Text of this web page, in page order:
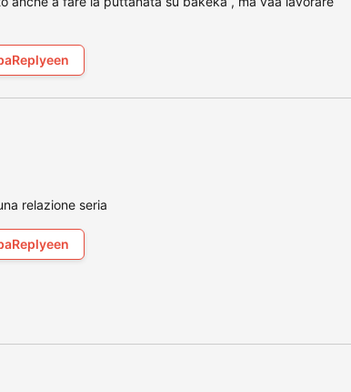
relazione seria